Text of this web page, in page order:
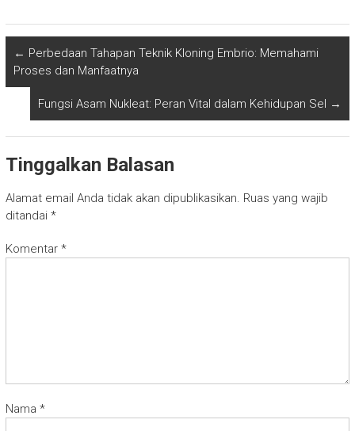
← Perbedaan Tahapan Teknik Kloning Embrio: Memahami
Proses dan Manfaatnya
Fungsi Asam Nukleat: Peran Vital dalam Kehidupan Sel →
Tinggalkan Balasan
Alamat email Anda tidak akan dipublikasikan. Ruas yang wajib
ditandai *
Komentar *
Nama *